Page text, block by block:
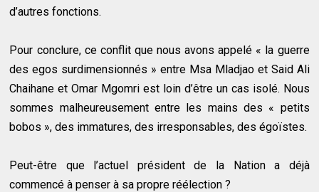
d’autres fonctions.
Pour conclure, ce conflit que nous avons appelé « la guerre
des egos surdimensionnés » entre Msa Mladjao et Said Ali
Chaihane et Omar Mgomri est loin d’être un cas isolé. Nous
sommes malheureusement entre les mains des « petits
bobos », des immatures, des irresponsables, des égoïstes.
Peut-être que l’actuel président de la Nation a déjà
commencé à penser à sa propre réélection ?